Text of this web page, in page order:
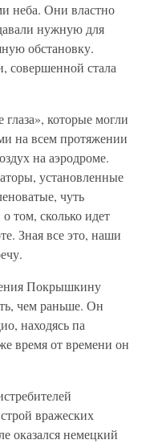
неба. Они властно
нужную для
обстановку.
совершенной стала
которые могли
на всем протяжении
на аэродроме.
установленные
чуть
том, сколько идет
Зная все это, наши
Покрышкину
чем раньше. Он
находясь па
время от времени он
вражеских
оказался немецкий